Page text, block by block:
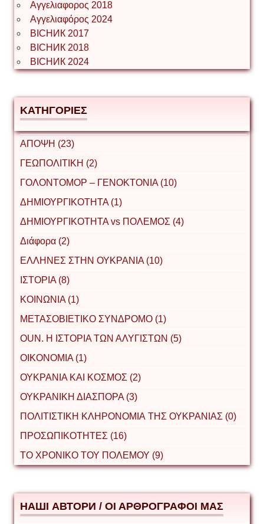
Αγγελιαφορος 2018
Αγγελιαφόρος 2024
ВІСНИК 2017
ВІСНИК 2018
ВІСНИК 2024
ΚΑΤΗΓΟΡΙΕΣ
ΑΠΟΨΗ (23)
ΓΕΩΠΟΛΙΤΙΚΗ (2)
ΓΟΛΟΝΤΟΜΟΡ – ΓΕΝΟΚΤΟΝΙΑ (10)
ΔΗΜΙΟΥΡΓΙΚΟΤΗΤΑ (1)
ΔΗΜΙΟΥΡΓΙΚΟΤΗΤΑ vs ΠΟΛΕΜΟΣ (4)
Διάφορα (2)
ΕΛΛΗΝΕΣ ΣΤΗΝ ΟΥΚΡΑΝΙΑ (10)
ΙΣΤΟΡΙΑ (8)
ΚΟΙΝΩΝΙΑ (1)
ΜΕΤΑΣΟΒΙΕΤΙΚΟ ΣΥΝΔΡΟΜΟ (1)
ΟUΝ. Η ΙΣΤΟΡΙΑ ΤΩΝ ΑΛΥΓΙΣΤΩΝ (5)
ΟΙΚΟΝΟΜΙΑ (1)
ΟΥΚΡΑΝΙΑ ΚΑΙ ΚΟΣΜΟΣ (2)
ΟΥΚΡΑΝΙΚΗ ΔΙΑΣΠΟΡΑ (3)
ΠΟΛΙΤΙΣΤΙΚΗ ΚΛΗΡΟΝΟΜΙΑ ΤΗΣ ΟΥΚΡΑΝΙΑΣ (0)
ΠΡΟΣΩΠΙΚΟΤΗΤΕΣ (16)
ΤΟ ΧΡΟΝΙΚΟ ΤΟΥ ΠΟΛΕΜΟΥ (9)
НАШІ АВТОРИ / ΟΙ ΑΡΘΡΟΓΡΑΦΟΙ ΜΑΣ